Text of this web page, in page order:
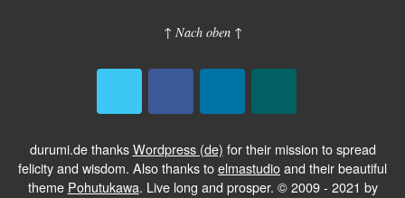
↑ Nach oben ↑
durumi.de thanksWordpress (de) for their mission to spread
felicity and wisdom. Also thanks toelmastudioand their beautiful
theme Pohutukawa. Live long and prosper. © 2009 - 2021 by